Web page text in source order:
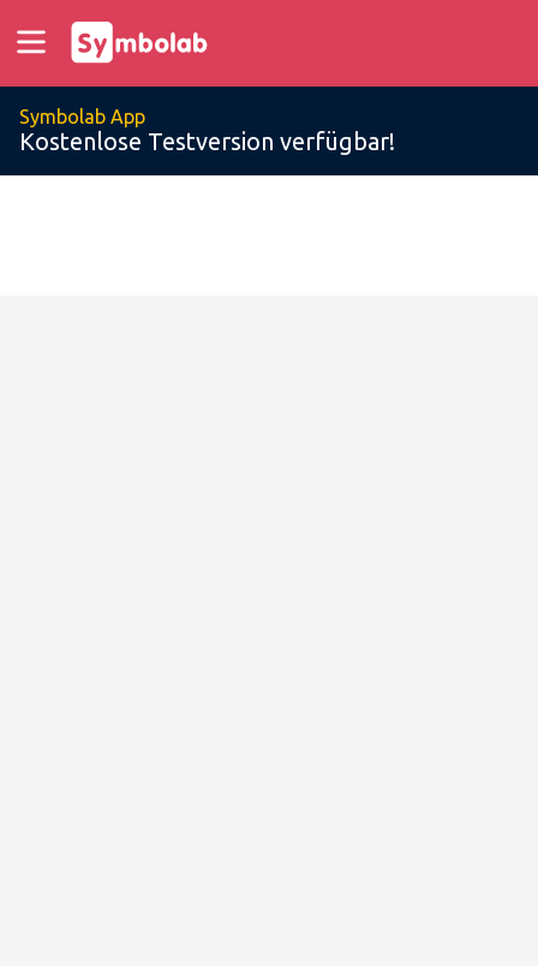
Symbolab App
Kostenlose Testversion verfügbar!